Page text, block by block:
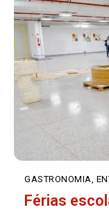
GASTRONOMIA,
Férias